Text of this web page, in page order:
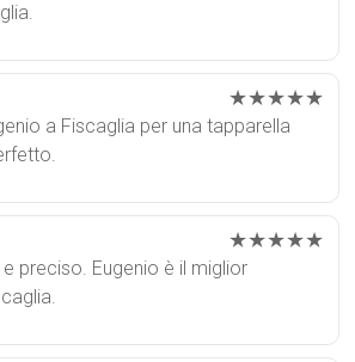
★★★★★
a Fiscaglia per una tapparella
★★★★★
preciso. Eugenio è il miglior